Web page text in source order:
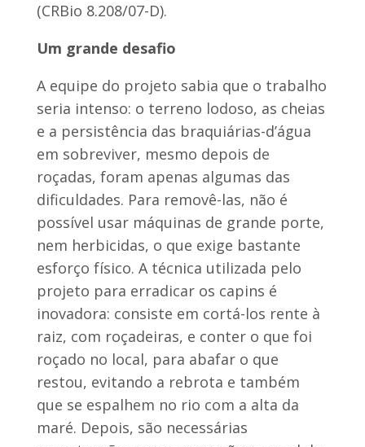
(CRBio 8.208/07-D).
Um grande desafio
A equipe do projeto sabia que o trabalho
seria intenso: o terreno lodoso, as cheias
e a persistência das braquiárias-d’água
em sobreviver, mesmo depois de
roçadas, foram apenas algumas das
dificuldades. Para removê-las, não é
possível usar máquinas de grande porte,
nem herbicidas, o que exige bastante
esforço físico. A técnica utilizada pelo
projeto para erradicar os capins é
inovadora: consiste em cortá-los rente à
raiz, com roçadeiras, e conter o que foi
roçado no local, para abafar o que
restou, evitando a rebrota e também
que se espalhem no rio com a alta da
maré. Depois, são necessárias